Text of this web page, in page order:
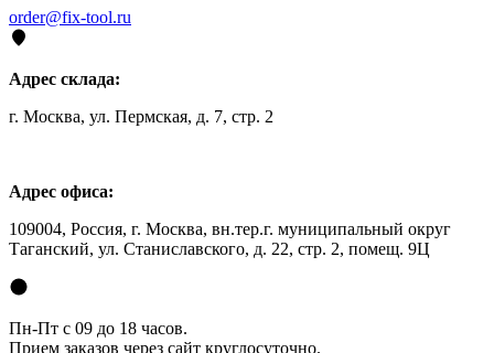
order@fix-tool.ru
Адрес склада:
г. Москва, ул. Пермская, д. 7, стр. 2
Адрес офиса:
109004, Россия, г. Москва, вн.тер.г. муниципальный округ
Таганский, ул. Станиславского, д. 22, стр. 2, помещ. 9Ц
Пн-Пт с 09 до 18 часов.
Прием заказов через сайт круглосуточно.